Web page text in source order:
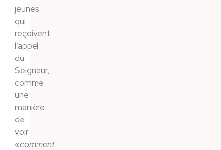
jeunes
qui
reçoivent
l’appel
du
Seigneur,
comme
une
manière
de
voir
«comment